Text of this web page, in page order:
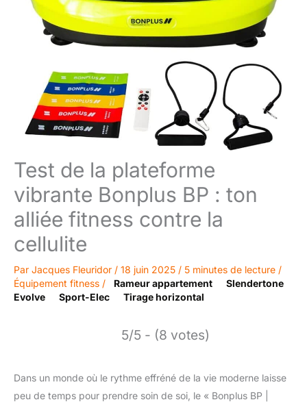
Test de la plateforme
vibrante Bonplus BP : ton
alliée fitness contre la
cellulite
Par Jacques Fleuridor / 18 juin 2025 / 5 minutes de lecture /
Équipement fitness / Rameur appartement
Slendertone
Evolve
Sport-Elec Tirage horizontal
5/5 - (8 votes)
Dans un monde où le rythme effréné de la vie moderne laisse
peu de temps pour prendre soin de soi, le « Bonplus BP |